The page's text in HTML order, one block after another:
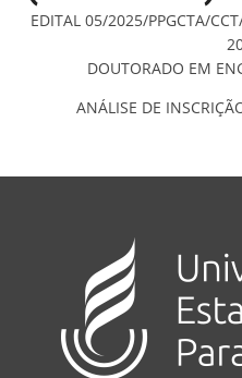
EDITAL 05/2025/PPGCTA/
DOUTORADO EM
ANÁLISE DE